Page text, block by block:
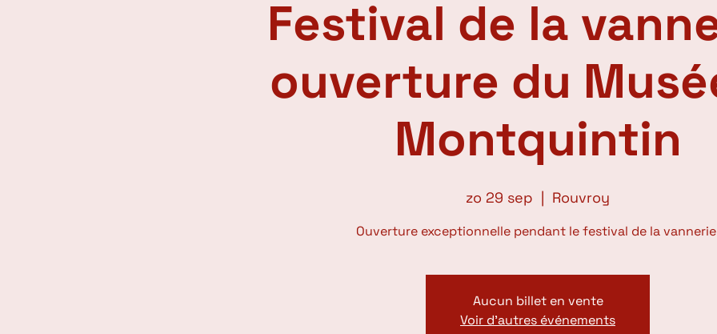
Festival de la
ouverture du
Montquintin
zo 29 sep
  |
Rouvroy
Ouverture exceptionnelle pendant le festival de la
Aucun billet en vente
Voir d'autres événements